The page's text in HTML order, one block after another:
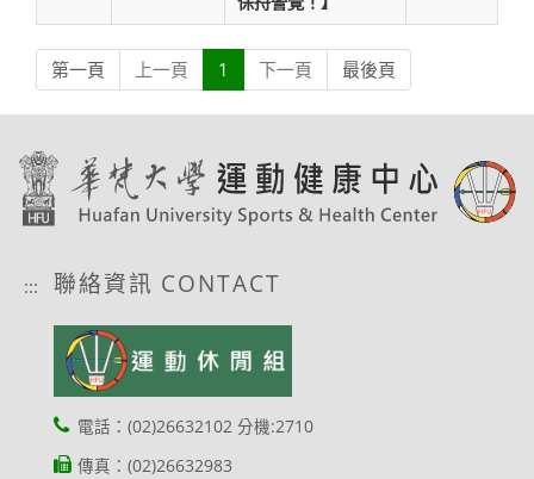
第一頁 上一頁 1 下一頁 最後頁
::: 聯絡資訊 CONTACT
電話：(02)26632102 分機:2710
傳真：(02)26632983